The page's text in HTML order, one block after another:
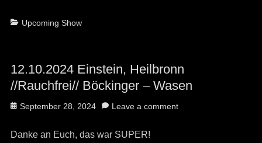
Categories
Upcoming Show
12.10.2024 Einstein, Heilbronn
//Rauchfrei// Böckinger – Wasen
Posted
September 28, 2024 Leave a comment
Danke an Euch, das war SUPER!